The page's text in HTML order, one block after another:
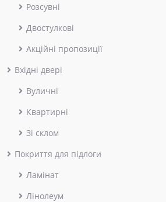
Розсувні
Двостулкові
Акційні пропозиції
Вхідні двері
Вуличні
Квартирні
Зі склом
Покриття для підлоги
Ламінат
Лінолеум